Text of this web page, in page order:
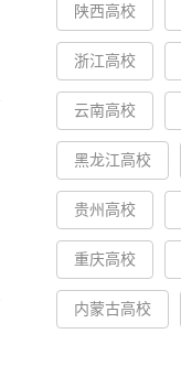
陕西高校
浙江高校
云南高校
黑龙江高校
贵州高校
重庆高校
内蒙古高校